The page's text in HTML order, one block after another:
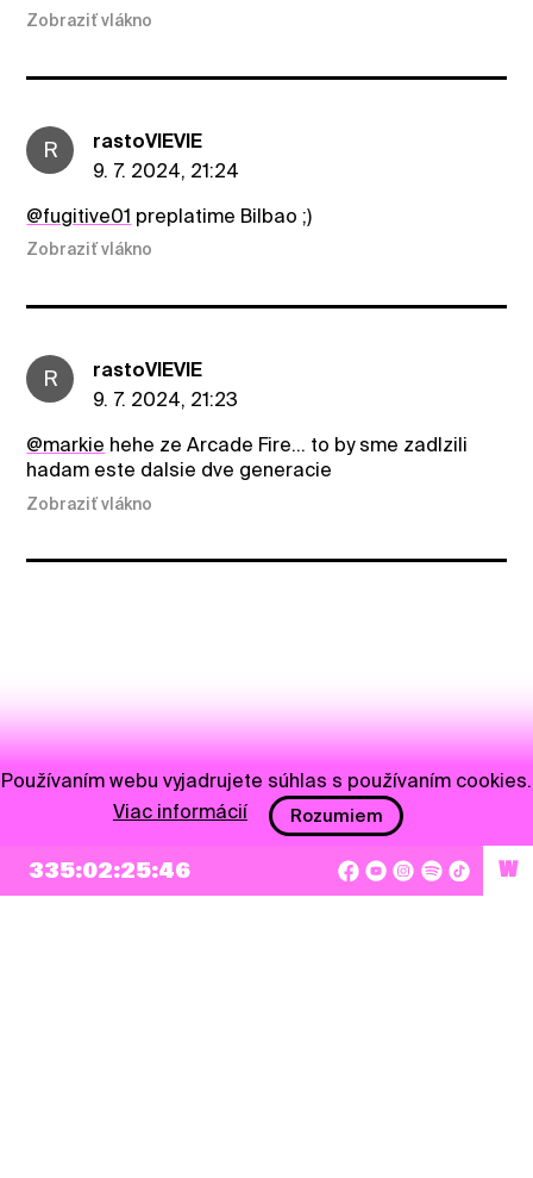
Zobraziť vlákno
R
rastoVIEVIE
9. 7. 2024, 21:24
@fugitive01 preplatime Bilbao ;)
Zobraziť vlákno
R
rastoVIEVIE
9. 7. 2024, 21:23
@markie hehe ze Arcade Fire... to by sme zadlzili
hadam este dalsie dve generacie
Zobraziť vlákno
335:02:25:46 W
Používaním webu vyjadrujete súhlas s používaním cookies.
Viac informácií
Rozumiem